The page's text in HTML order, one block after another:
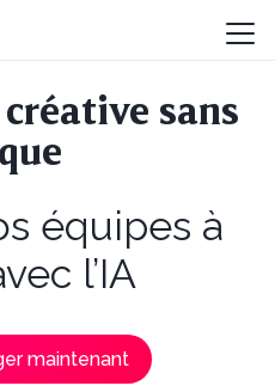
sans
équipes à
l’IA
maintenant